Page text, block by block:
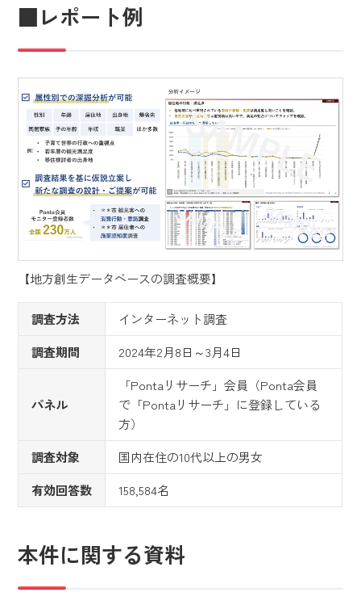
■レポート例
【地方創生データベースの調査概要】
調査方法
インターネット調査
調査期間
2024年2月8日～3月4日
パネル
「Pontaリサーチ」会員（Ponta会員
で「Pontaリサーチ」に登録している
方）
調査対象
国内在住の10代以上の男女
有効回答数
158,584名
本件に関する資料